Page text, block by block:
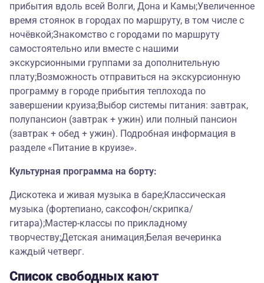
прибытия вдоль всей Волги, Дона и Камы;Увеличенное
время стоянок в городах по маршруту, в том числе с
ночёвкой;Знакомство с городами по маршруту
самостоятельно или вместе с нашими
экскурсионными группами за дополнительную
плату;Возможность отправиться на экскурсионную
программу в городе прибытия теплохода по
завершении круиза;Выбор системы питания: завтрак,
полупансион (завтрак + ужин) или полный пансион
(завтрак + обед + ужин). Подробная информация в
разделе «Питание в круизе».
Культурная программа на борту:
Дискотека и живая музыка в баре;Классическая
музыка (фортепиано, саксофон/скрипка/
гитара);Мастер-классы по прикладному
творчеству;Детская анимация;Белая вечеринка
каждый четверг.
Список свободных кают